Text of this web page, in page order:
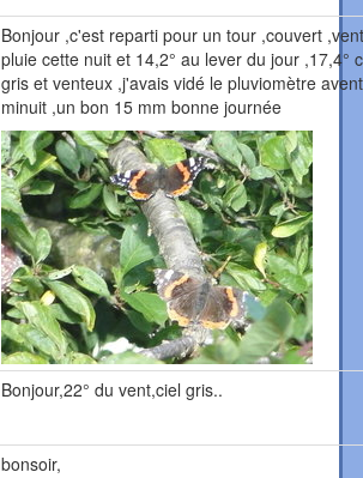
Bonjour ,c'est reparti pour un tour ,couvert
pluie cette nuit et 14,2° au lever du jour ,17,4°
gris et venteux ,j'avais vidé le pluviomètre avent
minuit ,un bon 15 mm bonne journée
Bonjour,22° du vent,ciel gris..
bonsoir,